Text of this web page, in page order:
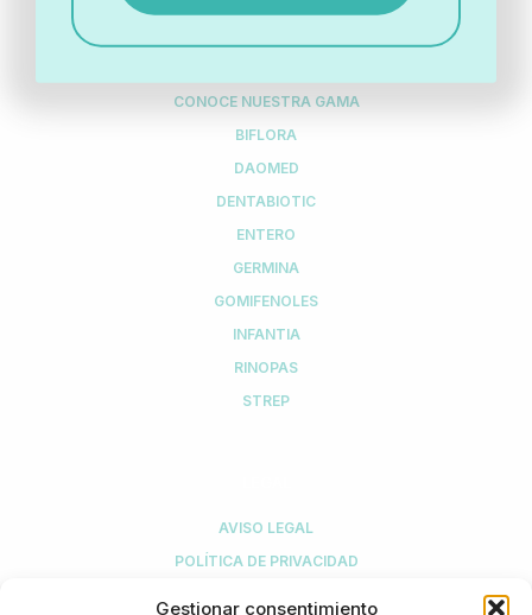
Gestionar consentimiento
CONOCE NUESTRA GAMA
BIFLORA
DAOMED
DENTABIOTIC
ENTERO
GERMINA
GOMIFENOLES
INFANTIA
RINOPAS
STREP
AVISO LEGAL
POLÍTICA DE PRIVACIDAD